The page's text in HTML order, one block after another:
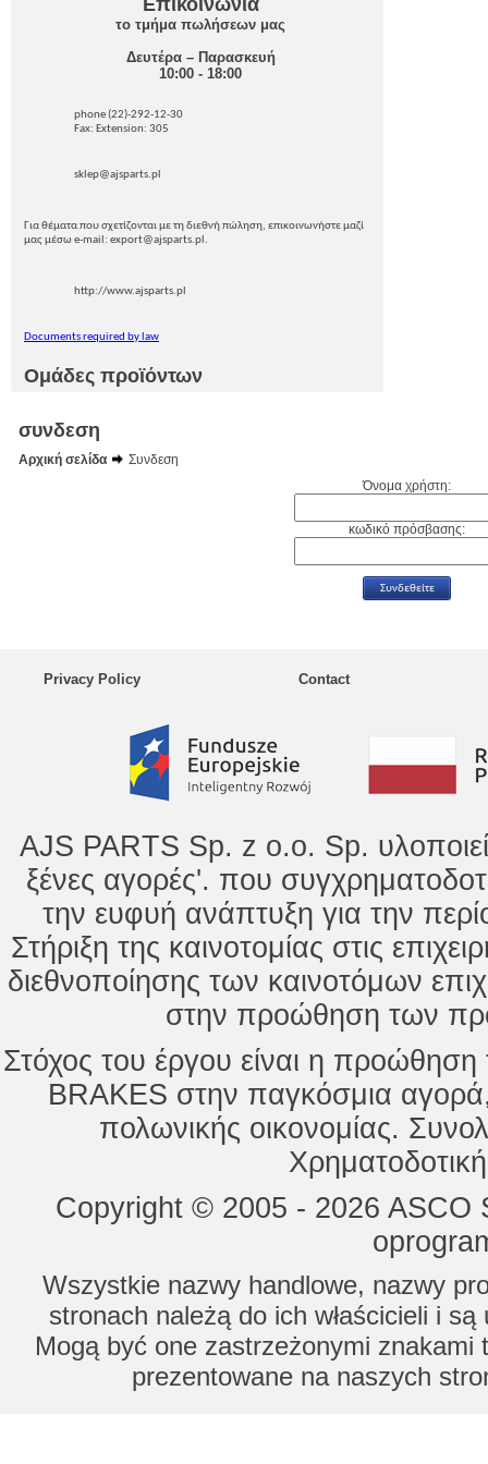
Επικοινωνία
το τμήμα πωλήσεων μας
Δευτέρα – Παρασκευή
10:00 - 18:00
phone (22)-292-12-30
Fax: Extension: 305
sklep@ajsparts.pl
Για θέματα που σχετίζονται με τη διεθνή πώληση, επικοινωνήστε μαζί
μας μέσω e-mail: export@ajsparts.pl.
http://www.ajsparts.pl
Documents required by law
Ομάδες προϊόντων
συνδεση
Αρχική σελίδα
Συνδεση
Όνομα χρήστη:
κωδικό πρόσβασης:
Privacy Policy Contact
AJS PARTS Sp. z o.o. Sp.
ξένες αγορές'. που
την ευφυή ανάπτυξη για την
Στήριξη της καινοτομίας στις
διεθνοποίησης των καινοτόμων
στην προώθηση των
Στόχος του έργου είναι η
BRAKES στην παγκόσμια
πολωνικής οικονομίας.
Copyright © 2005 - 2026
Wszystkie nazwy handlowe, nazwy
stronach należą do ich właścicieli i
Mogą być one zastrzeżonymi znakami
prezentowane na naszych